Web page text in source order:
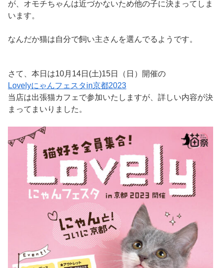
が、オモチちゃんは近づかないため他の子に決まってしま
います。
なんだか猫は自分で飼い主さんを選んでるようです。
さて、本日は10月14日(土)15日（日）開催の
Lovelyにゃんフェスタin京都2023
当店は出張猫カフェで参加いたしますが、詳しい内容が決
まってまいりました。